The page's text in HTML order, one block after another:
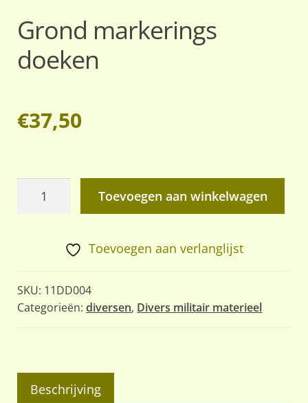
Grond markerings
doeken
€37,50
Toevoegen aan winkelwagen
Toevoegen aan verlanglijst
SKU: 11DD004
Categorieën:diversen, Divers militair materieel
Beschrijving